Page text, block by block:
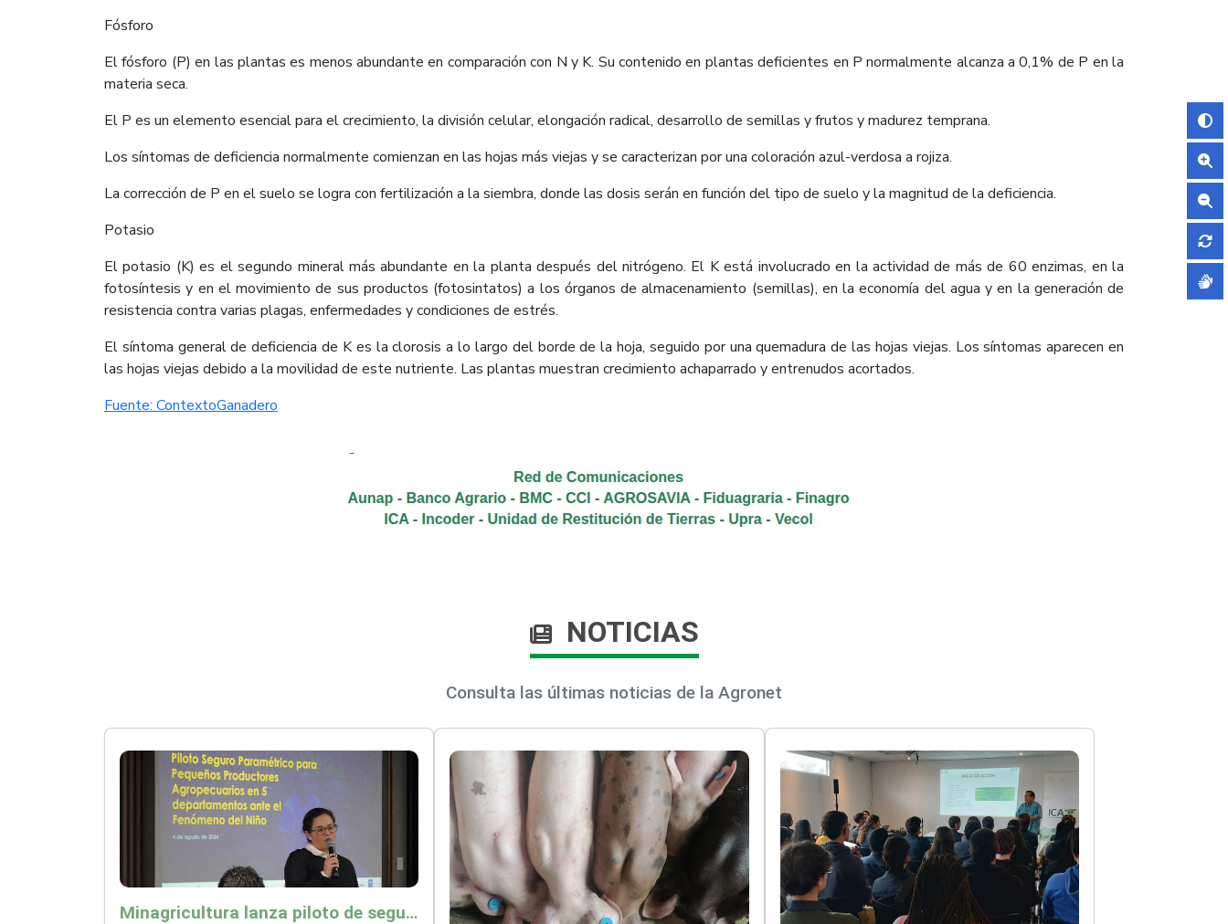
Fósforo
El fósforo (P) en las plantas es menos abundante en comparación con N y K. Su contenido en plantas deficientes en P normalmente alcanza a 0,1% de P en la
materia seca.
El P es un elemento esencial para el crecimiento, la división celular, elongación radical, desarrollo de semillas y frutos y madurez temprana.
Los síntomas de deficiencia normalmente comienzan en las hojas más viejas y se caracterizan por una coloración azul-verdosa a rojiza.
La corrección de P en el suelo se logra con fertilización a la siembra, donde las dosis serán en función del tipo de suelo y la magnitud de la deficiencia.
Potasio
El potasio (K) es el segundo mineral más abundante en la planta después del nitrógeno. El K está involucrado en la actividad de más de 60 enzimas, en la
fotosíntesis y en el movimiento de sus productos (fotosintatos) a los órganos de almacenamiento (semillas), en la economía del agua y en la generación de
resistencia contra varias plagas, enfermedades y condiciones de estrés.
El síntoma general de deficiencia de K es la clorosis a lo largo del borde de la hoja, seguido por una quemadura de las hojas viejas. Los síntomas aparecen en
las hojas viejas debido a la movilidad de este nutriente. Las plantas muestran crecimiento achaparrado y entrenudos acortados.
Fuente: ContextoGanadero
NOTICIAS
Consulta las últimas noticias de la Agronet
Minagricultura lanza piloto de seguro agropecuario por $9.625 millones para proteger a más de 14.000 pequeños productores contra riesgos del Fenómeno de El Niño